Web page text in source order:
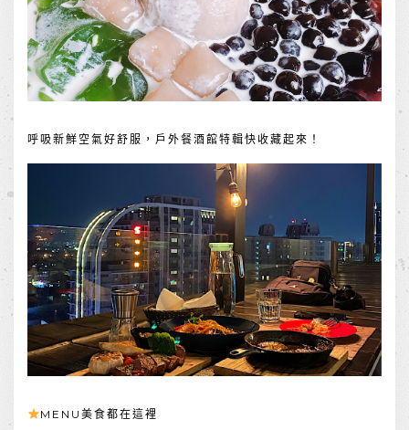
呼吸新鮮空氣好舒服，戶外餐酒館特輯快收藏起來！
MENU美食都在這裡